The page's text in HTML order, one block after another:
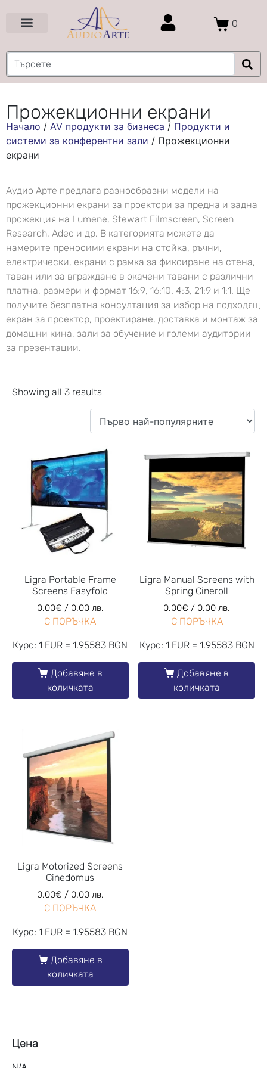
0
Прожекционни екрани
Начало / AV продукти за бизнеса / Продукти и
системи за конферентни зали / Прожекционни
екрани
Аудио Арте предлага разнообразни модели на
прожекционни екрани за проектори за предна и задна
прожекция на Lumene, Stewart Filmscreen, Screen
Research, Adeo и др. В категорията можете да
намерите преносими екрани на стойка, ръчни,
електрически, екрани с рамка за фиксиране на стена,
таван или за вграждане в окачени тавани с различни
платна, размери и формат 16:9, 16:10. 4:3, 21:9 и 1:1. Ще
получите безплатна консултация за избор на подходящ
екран за проектор, проектиране, доставка и монтаж за
домашни кина, зали за обучение и големи аудитории
за презентации.
Showing all 3 results
Ligra Portable Frame
Screens Easyfold
0.00€ / 0.00 лв.
С ПОРЪЧКА
Курс: 1 EUR = 1.95583 BGN
Добавяне в
количката
Ligra Manual Screens with
Spring Cineroll
0.00€ / 0.00 лв.
С ПОРЪЧКА
Курс: 1 EUR = 1.95583 BGN
Добавяне в
количката
Ligra Motorized Screens
Cinedomus
0.00€ / 0.00 лв.
С ПОРЪЧКА
Курс: 1 EUR = 1.95583 BGN
Добавяне в
количката
Цена